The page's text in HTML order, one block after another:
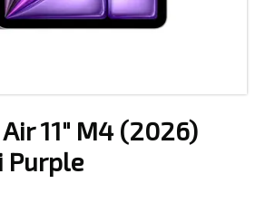
11" M4 (2026)
Purple